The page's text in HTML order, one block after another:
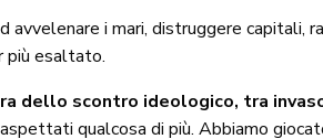
avvelenare i mari, distruggere
più esaltato.
dello scontro ideologico, tra
qualcosa di più. Abbiamo